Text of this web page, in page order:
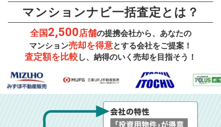
マンションナビ一括査定とは？
全国2,500店舗の提携会社から、あなたの
マンション売却を得意とする会社をご提案！
査定額を比較し、納得のいく売却を目指そう！